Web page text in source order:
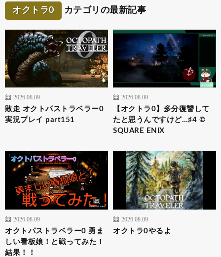
オクトラ0 カテゴリの最新記事
2026.08.09
敗走 オクトパストラベラー0
実況プレイ part151
2026.08.09
【オクトラ0】多分復讐して
たと思うんですけど…♯4 ©
SQUARE ENIX
2026.08.09
オクトパストラベラー0 勇ま
しい看板娘！と戦ってみた！
結果！！
2026.08.09
オクトラ0やるよ